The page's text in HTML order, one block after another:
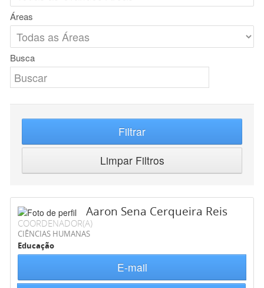
Áreas
Busca
Filtrar
Limpar Filtros
Aaron Sena Cerqueira Reis
COORDENADOR(A)
CIÊNCIAS HUMANAS
Educação
E-mail